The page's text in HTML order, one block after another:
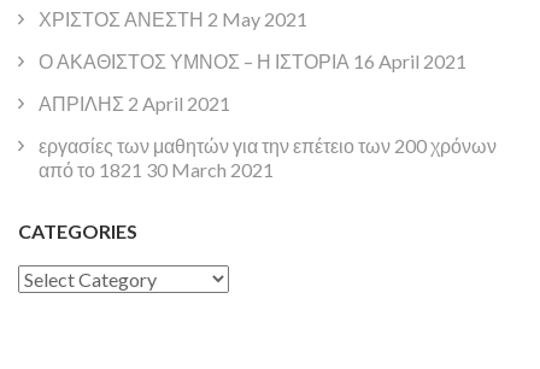
ΧΡΙΣΤΟΣ ΑΝΕΣΤΗ 2 May 2021
Ο ΑΚΑΘΙΣΤΟΣ ΥΜΝΟΣ – Η ΙΣΤΟΡΙΑ 16 April 2021
ΑΠΡΙΛΗΣ 2 April 2021
εργασίες των μαθητών για την επέτειο των 200 χρόνων
από το 1821 30 March 2021
CATEGORIES
Categories